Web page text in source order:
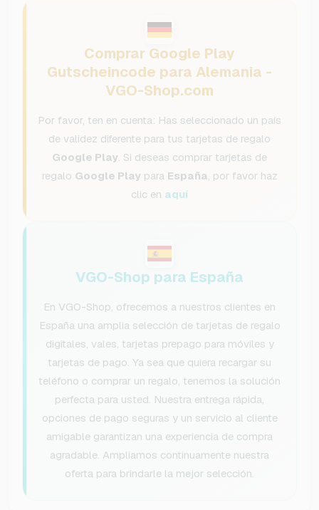
Comprar Google Play
Gutscheincode para Alemania -
VGO-Shop.com
Por favor, ten en cuenta: Has seleccionado un país
de validez diferente para tus tarjetas de regalo
Google Play. Si deseas comprar tarjetas de
regalo Google Play para España, por favor haz
clic en aquí
VGO-Shop para España
En VGO-Shop, ofrecemos a nuestros clientes en
España una amplia selección de tarjetas de regalo
digitales, vales, tarjetas prepago para móviles y
tarjetas de pago. Ya sea que quiera recargar su
teléfono o comprar un regalo, tenemos la solución
perfecta para usted. Nuestra entrega rápida,
opciones de pago seguras y un servicio al cliente
amigable garantizan una experiencia de compra
agradable. Ampliamos continuamente nuestra
oferta para brindarle la mejor selección.